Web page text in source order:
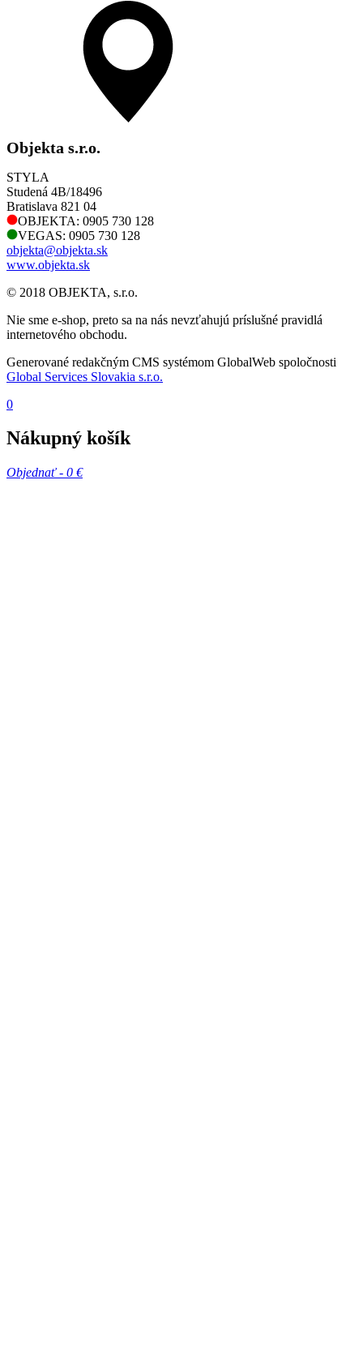
Objekta s.r.o.
STYLA
Studená 4B/18496
Bratislava 821 04
OBJEKTA: 0905 730 128
VEGAS: 0905 730 128
objekta@objekta.sk
www.objekta.sk
© 2018 OBJEKTA, s.r.o.
Nie sme e-shop, preto sa na nás nevzťahujú príslušné pravidlá
internetového obchodu.
Generované redakčným CMS systémom GlobalWeb spoločnosti
Global Services Slovakia s.r.o.
0
Nákupný košík
Objednať - 0 €